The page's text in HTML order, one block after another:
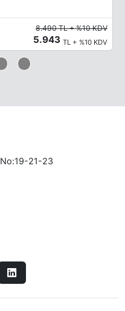
8.490 TL + %10 KDV
5.943 TL + %10 KDV
21-23